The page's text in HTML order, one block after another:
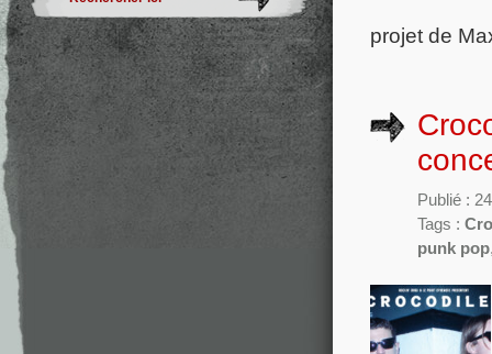
projet de
Publié :
Tags :
punk pop